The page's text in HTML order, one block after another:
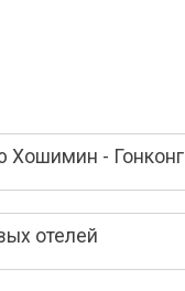
Хошимин - Гонконг
отелей